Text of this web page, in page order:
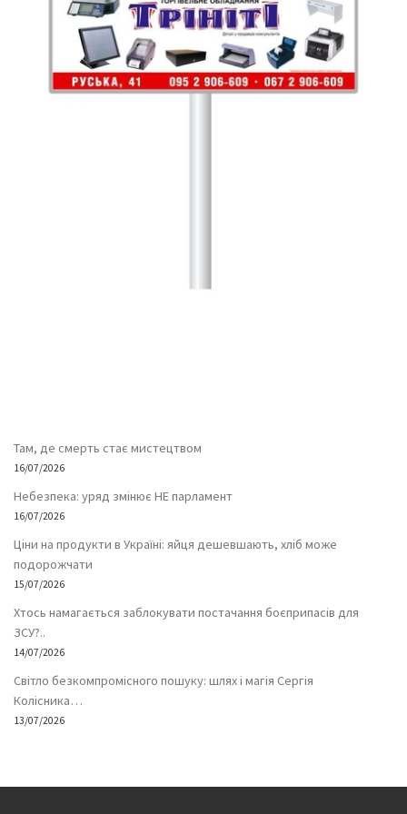
Там, де смерть стає мистецтвом
16/07/2026
Небезпека: уряд змінює НЕ парламент
16/07/2026
Ціни на продукти в Україні: яйця дешевшають, хліб може
подорожчати
15/07/2026
Хтось намагається заблокувати постачання боєприпасів для
ЗСУ?..
14/07/2026
Світло безкомпромісного пошуку: шлях і магія Сергія
Колісника…
13/07/2026